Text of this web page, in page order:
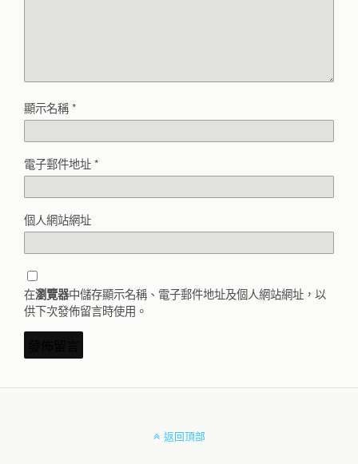
顯示名稱*
電子郵件地址*
個人網站網址
在瀏覽器中儲存顯示名稱、電子郵件地址及個人網站網址，以
供下次發佈留言時使用。
返回頂部